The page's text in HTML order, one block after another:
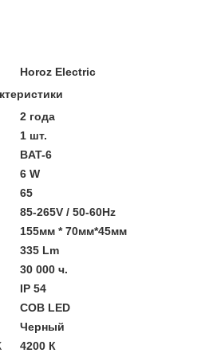
Horoz Electric
2 года
1 шт.
BAT-6
6 W
65
85-265V / 50-60Hz
155мм * 70мм*45мм
335 Lm
30 000 ч.
IP 54
COB LED
Черный
4200 К